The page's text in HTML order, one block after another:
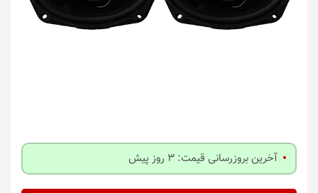
آخرین بروزرسانی قیمت: 3 روز پیش